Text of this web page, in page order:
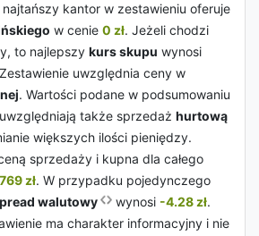
kantor w zestawieniu oferuje
w cenie 0 zł. Jeżeli chodzi
to najlepszy kurs skupu wynosi
uwzględnia ceny w
. Wartości podane w podsumowaniu
także sprzedaż hurtową
większych ilości pieniędzy.
sprzedaży i kupna dla całego
zł. W przypadku pojedynczego
walutowy wynosi -4.28 zł.
ma charakter informacyjny i nie